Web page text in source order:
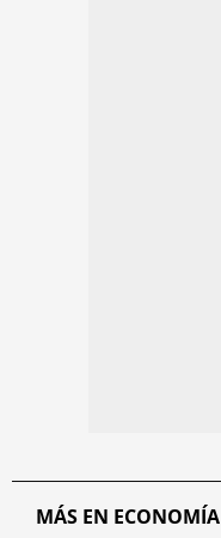
MÁS EN ECONOMÍA